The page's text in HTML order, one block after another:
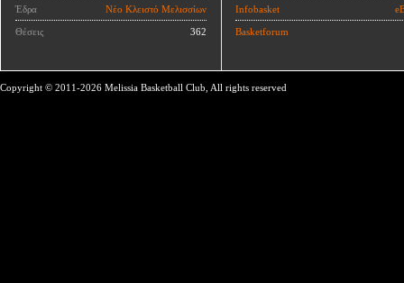
Έδρα Νέο Κλειστό Μελισσίων
Θέσεις 362
Infobasket
Basketforum
Copyright © 2011-2026 Melissia Basketball Club, All rights reserved